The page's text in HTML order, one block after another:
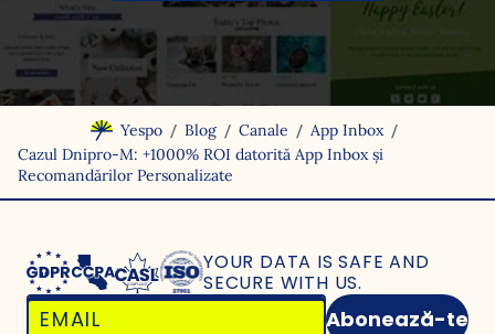
Yespo / Blog / Canale / App Inbox /
Cazul Dnipro-M: +1000% ROI datorită App Inbox și
Recomandărilor Personalizate
YOUR DATA IS SAFE AND
SECURE WITH US.
Abonează-te